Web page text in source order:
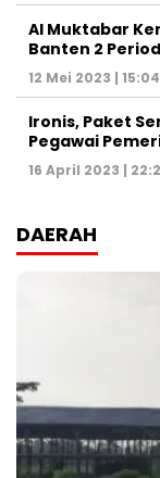
Al Muktabar
Banten 2
12 Mei 2023 |
Ironis, Paket
Pegawai
16 April 2023 |
DAERAH